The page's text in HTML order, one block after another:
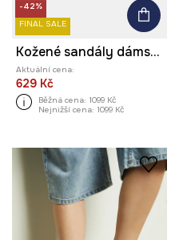
-42%
FINAL SALE
Kožené sandály dámské s ozdobnou sponou hnědá barva
Aktuální cena:
629 Kč
Běžná cena: 1099 Kč
Nejnižší cena: 1099 Kč